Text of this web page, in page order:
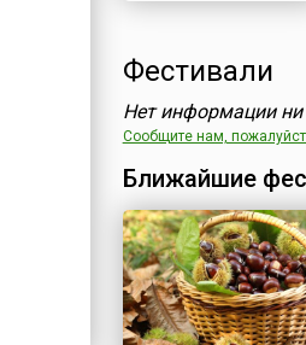
Фестивали
Нет информации ни
Сообщите нам,
Ближайшие